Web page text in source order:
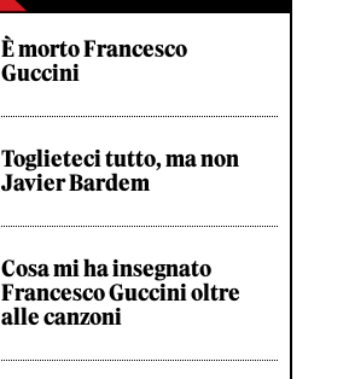
È morto Francesco
Guccini
Toglieteci tutto, ma non
Javier Bardem
Cosa mi ha insegnato
Francesco Guccini oltre
alle canzoni